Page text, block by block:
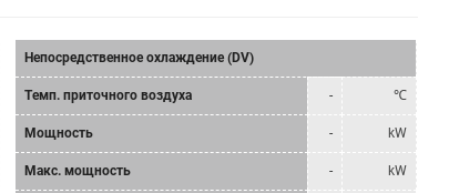
Непосредственное охлаждение (DV)
Tемп. приточного воздуха - ℃
Мощность - kW
Mакс. мощность - kW